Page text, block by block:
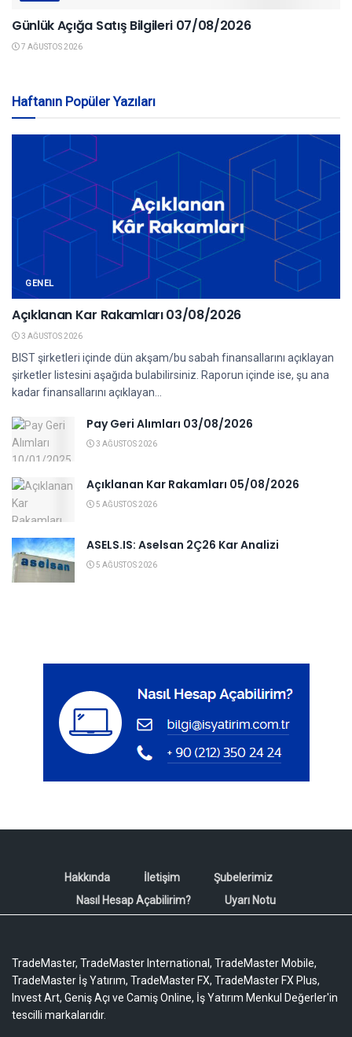
Günlük Açığa Satış Bilgileri 07/08/2026
7 AĞUSTOS 2026
Haftanın Popüler Yazıları
GENEL
Açıklanan Kar Rakamları 03/08/2026
3 AĞUSTOS 2026
BIST şirketleri içinde dün akşam/bu sabah finansallarını açıklayan
şirketler listesini aşağıda bulabilirsiniz. Raporun içinde ise, şu ana
kadar finansallarını açıklayan...
Pay Geri Alımları 03/08/2026
3 AĞUSTOS 2026
Açıklanan Kar Rakamları 05/08/2026
5 AĞUSTOS 2026
ASELS.IS: Aselsan 2Ç26 Kar Analizi
5 AĞUSTOS 2026
Hakkında İletişim
Şubelerimiz
Nasıl Hesap Açabilirim?
Uyarı Notu
TradeMaster, TradeMaster International, TradeMaster Mobile,
TradeMaster İş Yatırım, TradeMaster FX, TradeMaster FX Plus,
Invest Art, Geniş Açı ve Camiş Online, İş Yatırım Menkul Değerler'in
tescilli markalarıdır.